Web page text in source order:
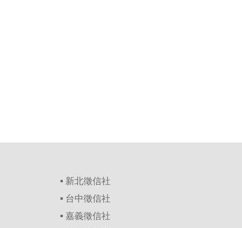
▪ 新北徵信社
▪ 台中徵信社
▪嘉義徵信社